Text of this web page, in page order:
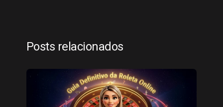
Posts relacionados